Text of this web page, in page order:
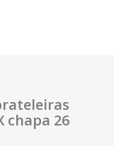
chapa 26